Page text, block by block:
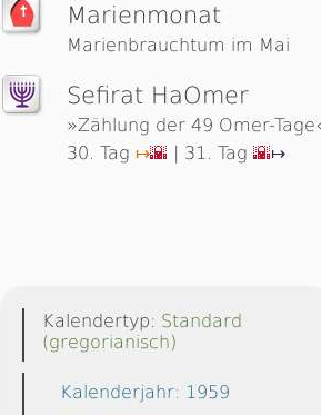
Marienmonat
Marienbrauchtum im Mai
Sefirat HaOmer
»Zählung der 49 Omer-
30. Tag ↦🌇 | 31. Tag 🌇↦
Kalendertyp: Standard
(gregorianisch)
Kalenderjahr: 1959